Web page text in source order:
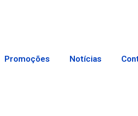
Promoções Notícias